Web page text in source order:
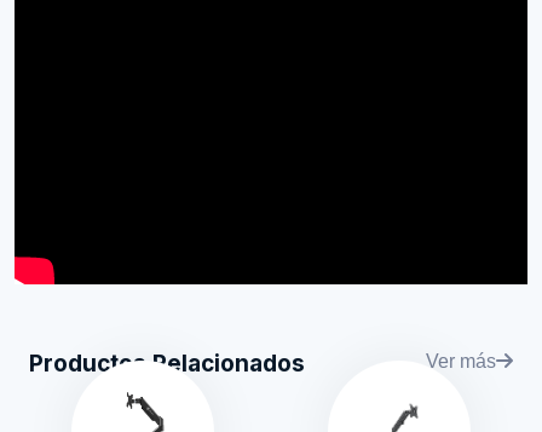
Productos Relacionados Ver más